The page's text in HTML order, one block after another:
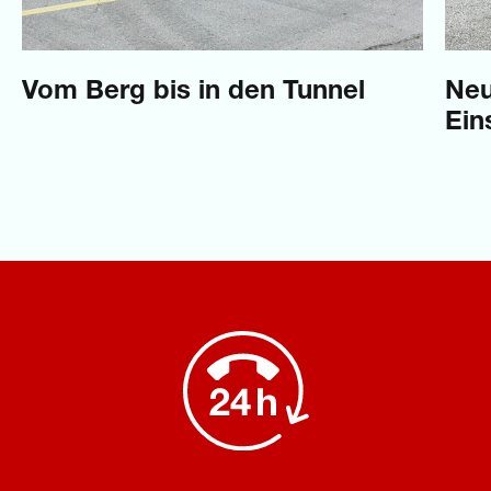
Vom Berg bis in den Tunnel